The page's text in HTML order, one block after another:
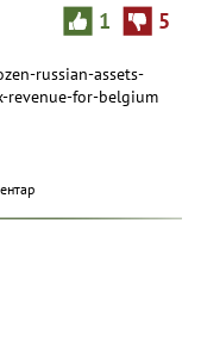
1 5
russian-assets-
for-belgium